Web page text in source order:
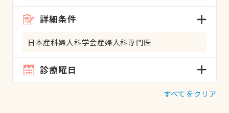
詳細条件
日本産科婦人科学会産婦人科専門医
診療曜日
すべてをクリア